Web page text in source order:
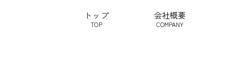
トップ
TOP
会社概要
COMPANY